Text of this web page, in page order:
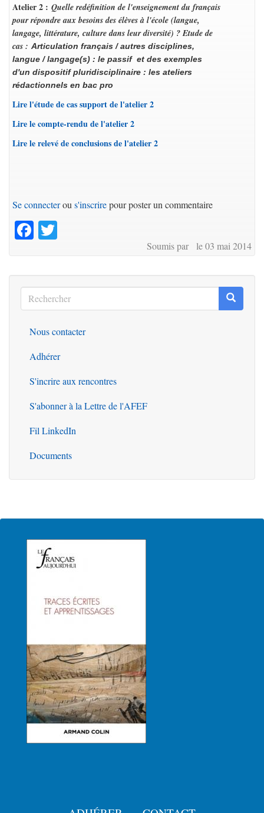
Atelier 2 : Quelle redéfinition de l'enseignement du français
pour répondre aux besoins des élèves à l'école (langue,
langage, littérature, culture dans leur diversité) ? Etude de
cas : Articulation français / autres disciplines,
langue / langage(s) : le passif et des exemples
d'un dispositif pluridisciplinaire : les ateliers
rédactionnels en bac pro
Lire l'étude de cas support de l'atelier 2
Lire le compte-rendu de l'atelier 2
Lire le relevé de conclusions de l'atelier 2
Se connecterou s'inscrirepour poster un commentaire
Facebook
Soumis par le 03 mai 2014
Rechercher
Rechercher
Outils
Nous contacter
Adhérer
S'incrire aux rencontres
S'abonner à la Lettre de l'AFEF
Fil LinkedIn
Documents